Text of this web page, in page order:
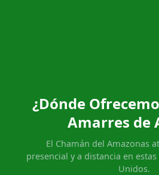
¿Dónde
Amarres de
El Chamán del Amazonas
presencial y a distancia en
Unidos.